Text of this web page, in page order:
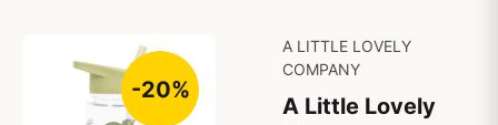
-20%
A LITTLE LOVELY
COMPANY
A Little Lovely